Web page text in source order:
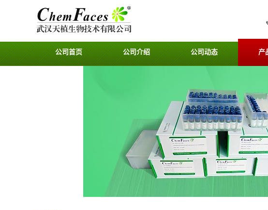
公司首页 公司介绍 公司动态 产